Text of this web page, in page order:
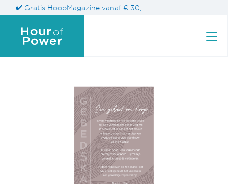
Gratis HoopMagazine vanaf € 30,-